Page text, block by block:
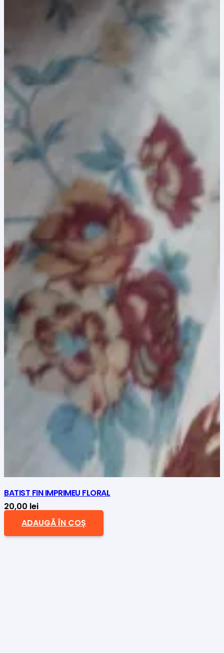
BATIST FIN IMPRIMEU FLORAL
20,00 lei
ADAUGĂ ÎN COȘ